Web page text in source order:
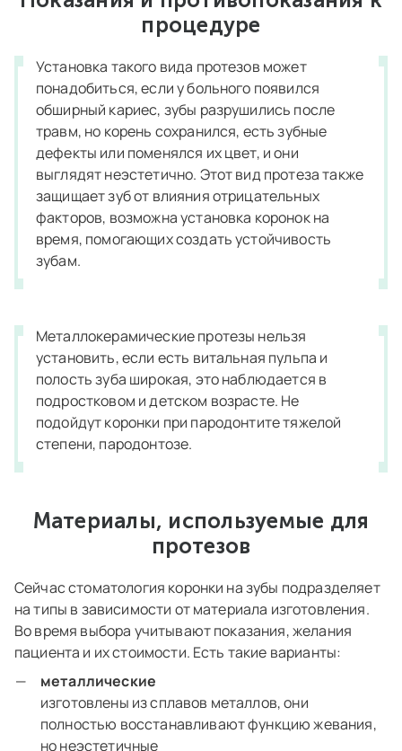
процедуре
Установка такого вида протезов может
понадобиться, если у больного появился
обширный кариес, зубы разрушились после
травм, но корень сохранился, есть зубные
дефекты или поменялся их цвет, и они
выглядят неэстетично. Этот вид протеза также
защищает зуб от влияния отрицательных
факторов, возможна установка коронок на
время, помогающих создать устойчивость
зубам.
Металлокерамические протезы нельзя
установить, если есть витальная пульпа и
полость зуба широкая, это наблюдается в
подростковом и детском возрасте. Не
подойдут коронки при пародонтите тяжелой
степени, пародонтозе.
Материалы, используемые для
протезов
Сейчас стоматология коронки на зубы подразделяет
на типы в зависимости от материала изготовления.
Во время выбора учитывают показания, желания
пациента и их стоимости. Есть такие варианты:
металлические
изготовлены из сплавов металлов, они
полностью восстанавливают функцию жевания,
но неэстетичные